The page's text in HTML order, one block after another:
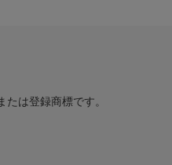
は登録商標です。